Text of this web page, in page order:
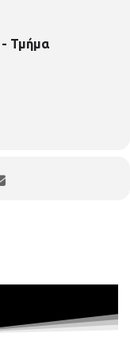
- Τμήμα